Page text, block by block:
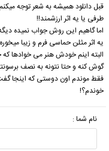
قبل دانلود همیشه به شعر توجه
طرفی یا یه اثر ارزشمند!!
اما گاهیم این روش جواب نمیده
یه اثر مثلن حماسی فرم و زیبا
البته اینم خودش هنر می خوادها
گوش کنه و حتا نتونه به نصف
فقط موندم اون دوستی که اینجا
خوندم؟!
نام شما :